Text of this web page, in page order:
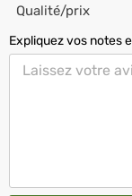
Qualité/prix
Expliquez vos notes